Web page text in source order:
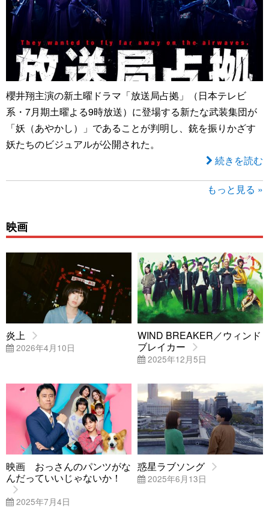
櫻井翔主演の新土曜ドラマ「放送局占拠」（日本テレビ
系・7月期土曜よる9時放送）に登場する新たな武装集団が
「妖（あやかし）」であることが判明し、銃を振りかざす
妖たちのビジュアルが公開された。
続きを読む
もっと見る »
映画
炎上
2026年4月10日
WIND BREAKER／ウィンド
ブレイカー
2025年12月5日
映画 おっさんのパンツがな
んだっていいじゃないか！
2025年7月4日
惑星ラブソング
2025年6月13日